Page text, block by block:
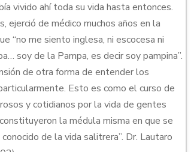
vivido ahí toda su vida hasta entonces.
ejerció de médico muchos años en la
“no me siento inglesa, ni escocesa ni
soy de la Pampa, es decir soy pampina”.
de otra forma de entender los
Esto es como el curso de
y cotidianos por la vida de gentes
la médula misma en que se
de la vida salitrera”. Dr. Lautaro